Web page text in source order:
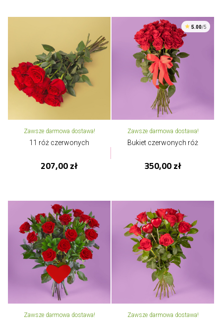
Zawsze darmowa dostawa!
11 róż czerwonych
207,00 zł
5.00/5
Zawsze darmowa dostawa!
Bukiet czerwonych róż
350,00 zł
Zawsze darmowa dostawa! Zawsze darmowa dostawa!